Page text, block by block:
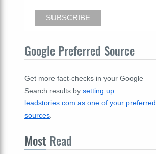
Google Preferred Source
Get more fact-checks in your Google
Search results by setting up
leadstories.com as one of your preferred
sources.
Most Read